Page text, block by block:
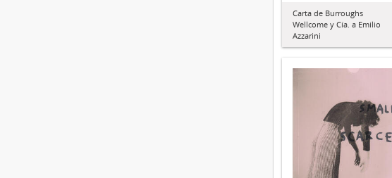
Carta de Burroughs
Wellcome y Cía. a Emilio
Azzarini